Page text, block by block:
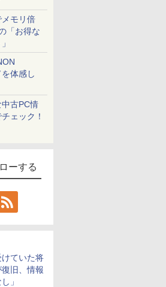
モリ倍
「お得な
体感し
古PC情
ェック！
ーする
ていた将
旧、情報
」